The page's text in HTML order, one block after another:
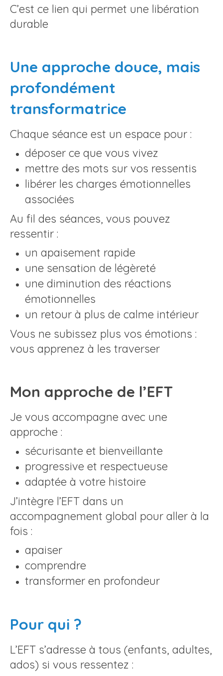
C’est ce lien qui permet une libération
durable
Une approche douce, mais
profondément
transformatrice
Chaque séance est un espace pour :
déposer ce que vous vivez
mettre des mots sur vos ressentis
libérer les charges émotionnelles
associées
Au fil des séances, vous pouvez
ressentir :
un apaisement rapide
une sensation de légèreté
une diminution des réactions
émotionnelles
un retour à plus de calme intérieur
Vous ne subissez plus vos émotions :
vous apprenez à les traverser
Mon approche de l’EFT
Je vous accompagne avec une
approche :
sécurisante et bienveillante
progressive et respectueuse
adaptée à votre histoire
J’intègre l’EFT dans un
accompagnement global pour aller à la
fois :
apaiser
comprendre
transformer en profondeur
Pour qui ?
L’EFT s’adresse à tous (enfants, adultes,
ados) si vous ressentez :